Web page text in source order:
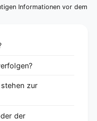
Informationen vor dem
zur
der